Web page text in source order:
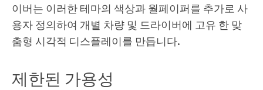
이버는 이러한 테마의 색상과 월페이퍼를 추가로 사
용자 정의하여 개별 차량 및 드라이버에 고유 한 맞
춤형 시각적 디스플레이를 만듭니다.
제한된 가용성